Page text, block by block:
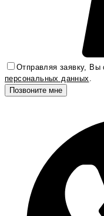
Отправляя заявку, Вы
персональных данных.